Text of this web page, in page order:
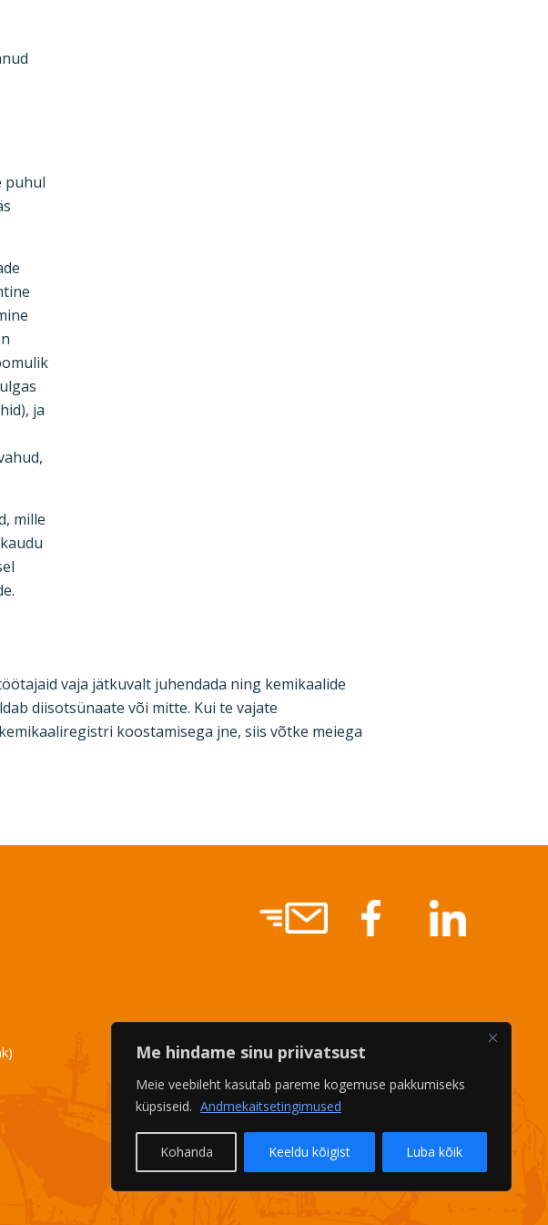
Me hindame sinu priivatsust
Meie veebileht kasutab pareme kogemuse pakkumiseks
küpsiseid. Andmekaitsetingimused
Kohanda Keeldu kõigist Luba kõik
puhul
ja
mille
vaja jätkuvalt juhendada ning kemikaalide
diisotsünaate või mitte. Kui te vajate
koostamisega jne, siis võtke meiega